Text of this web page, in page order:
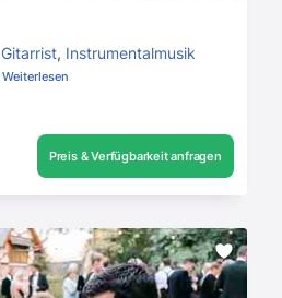
Gitarrist, Instrumentalmusik
Weiterlesen
Preis & Verfügbarkeit anfragen